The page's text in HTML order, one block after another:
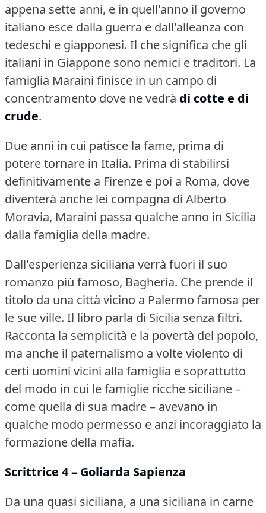
appena sette anni, e in quell'anno il governo
italiano esce dalla guerra e dall'alleanza con
tedeschi e giapponesi. Il che significa che gli
italiani in Giappone sono nemici e traditori. La
famiglia Maraini finisce in un campo di
concentramento dove ne vedrà di cotte e di
crude.
Due anni in cui patisce la fame, prima di
potere tornare in Italia. Prima di stabilirsi
definitivamente a Firenze e poi a Roma, dove
diventerà anche lei compagna di Alberto
Moravia, Maraini passa qualche anno in Sicilia
dalla famiglia della madre.
Dall'esperienza siciliana verrà fuori il suo
romanzo più famoso, Bagheria. Che prende il
titolo da una città vicino a Palermo famosa per
le sue ville. Il libro parla di Sicilia senza filtri.
Racconta la semplicità e la povertà del popolo,
ma anche il paternalismo a volte violento di
certi uomini vicini alla famiglia e soprattutto
del modo in cui le famiglie ricche siciliane –
come quella di sua madre – avevano in
qualche modo permesso e anzi incoraggiato la
formazione della mafia.
Scrittrice 4 – Goliarda Sapienza
Da una quasi siciliana, a una siciliana in carne